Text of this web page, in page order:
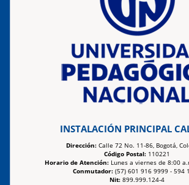
INSTALACIÓN PRINCIPAL
Dirección:Calle 72 No. 11-86, Bogotá,
Código Postal: 110221
Horario de Atención:Lunes a viernes de 8:00
Conmutador: (57) 601 916 9999 - 594
Nit: 899.999.124-4